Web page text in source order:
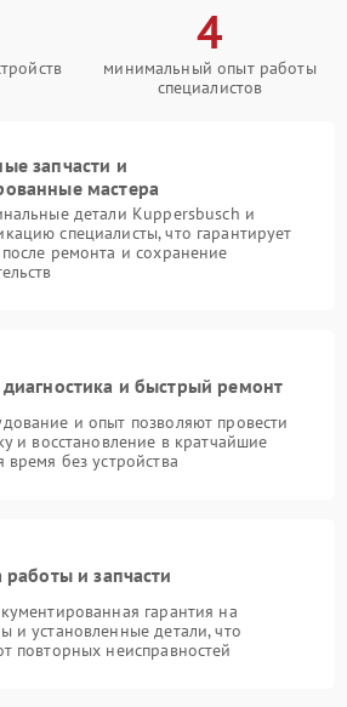
4
минимальный опыт работы
специалистов
запчасти и
мастера
детали Kuppersbusch и
специалисты, что гарантирует
ремонта и сохранение
диагностика и быстрый ремонт
и опыт позволяют провести
и восстановление в кратчайшие
без устройства
работы и запчасти
гарантия на
и установленные детали, что
повторных неисправностей